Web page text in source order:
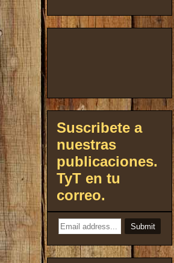
Suscribete a
nuestras
publicaciones.
TyT en tu
correo.